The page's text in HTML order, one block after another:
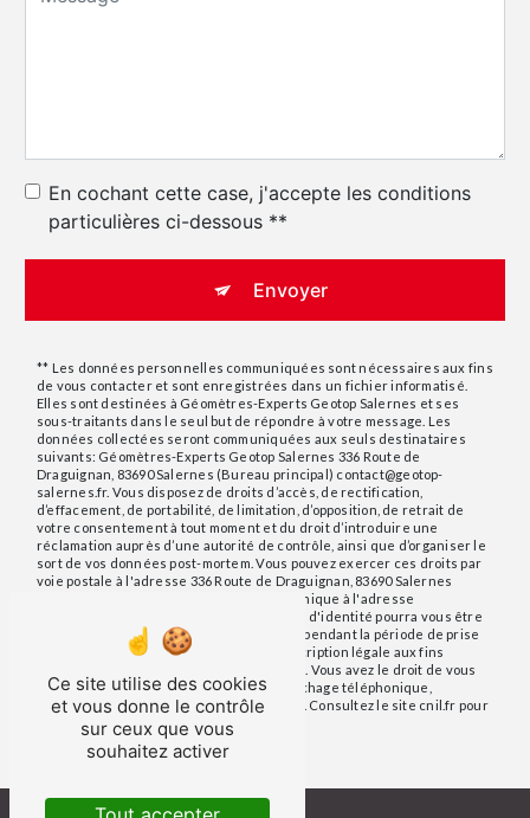
En cochant cette case, j'accepte les conditions
particulières ci-dessous **
Envoyer
** Les données personnelles communiquées sont nécessaires aux fins
de vous contacter et sont enregistrées dans un fichier informatisé.
Elles sont destinées à Géomètres-Experts Geotop Salernes et ses
sous-traitants dans le seul but de répondre à votre message. Les
données collectées seront communiquées aux seuls destinataires
suivants: Géomètres-Experts Geotop Salernes 336 Route de
Draguignan, 83690 Salernes (Bureau principal) contact@geotop-
salernes.fr. Vous disposez de droits d’accès, de rectification,
d’effacement, de portabilité, de limitation, d’opposition, de retrait de
votre consentement à tout moment et du droit d’introduire une
réclamation auprès d’une autorité de contrôle, ainsi que d’organiser le
sort de vos données post-mortem. Vous pouvez exercer ces droits par
voie postale à l'adresse 336 Route de Draguignan, 83690 Salernes
(Bureau principal) ou par courrier électronique à l'adresse
contact@geotop-salernes.fr. Un justificatif d'identité pourra vous être
demandé. Nous conservons vos données pendant la période de prise
de contact puis pendant la durée de prescription légale aux fins
probatoires et de gestion des contentieux. Vous avez le droit de vous
inscrire sur la liste d'opposition au démarchage téléphonique,
disponible à cette adresse:
Bloctel.gouv.fr
. Consultez le site cnil.fr pour
plus d’informations sur vos droits.
Ce site utilise des cookies
et vous donne le contrôle
sur ceux que vous
souhaitez activer